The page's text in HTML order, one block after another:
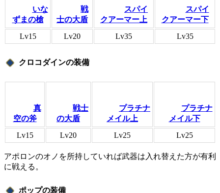
いな
ずまの槍
戦
士の大盾
スパイ
クアーマー上
スパイ
クアーマー下
Lv15
Lv20 Lv35 Lv35
クロコダインの装備
真
空の斧
戦士
の大盾
プラチナ
メイル上
プラチナ
メイル下
Lv15
Lv20 Lv25 Lv25
アポロンのオノを所持していれば武器は入れ替えた方が有利
に戦える。
ポップの装備